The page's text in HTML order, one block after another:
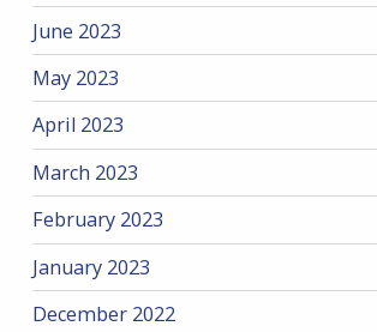
June 2023
May 2023
April 2023
March 2023
February 2023
January 2023
December 2022